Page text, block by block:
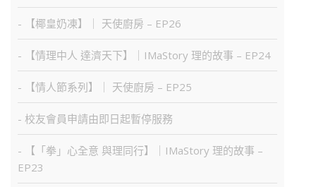
- 【椰皇奶凍】｜ 天使廚房 – EP26
- 【情理中人 達濟天下】｜IMaStory 理的故事 – EP24
- 【情人節系列】｜ 天使廚房 – EP25
- 校友會員申請由即日起暫停服務
- 【「拳」心全意 與理同行】｜IMaStory 理的故事 –
EP23